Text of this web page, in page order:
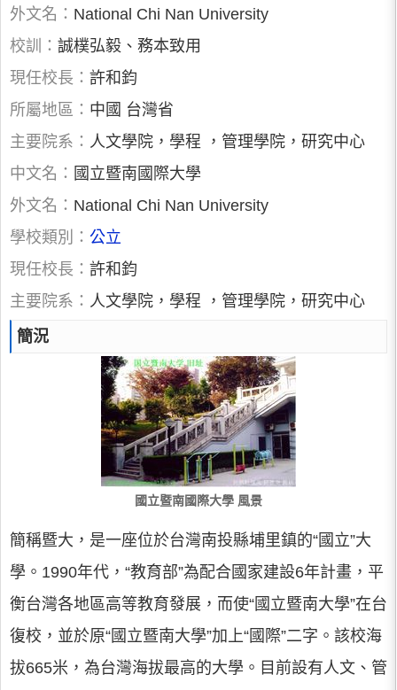
外文名： National Chi Nan University
校訓： 誠樸弘毅、務本致用
現任校長： 許和鈞
所屬地區： 中國 台灣省
主要院系： 人文學院，學程 ，管理學院，研究中心
中文名： 國立暨南國際大學
外文名： National Chi Nan University
學校類別： 公立
現任校長： 許和鈞
主要院系： 人文學院，學程 ，管理學院，研究中心
簡況
國立暨南國際大學 風景
簡稱暨大，是一座位於台灣南投縣埔里鎮的“國立”大
學。1990年代，“教育部”為配合國家建設6年計畫，平
衡台灣各地區高等教育發展，而使“國立暨南大學”在台
復校，並於原“國立暨南大學”加上“國際”二字。該校海
拔665米，為台灣海拔最高的大學。目前設有人文、管